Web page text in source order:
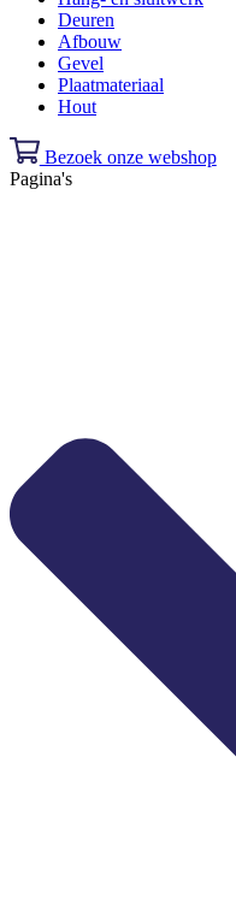
Deuren
Afbouw
Gevel
Plaatmateriaal
Hout
Bezoek onze webshop
Pagina's